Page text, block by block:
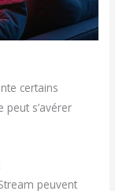
certains
peut s’avérer
peuvent